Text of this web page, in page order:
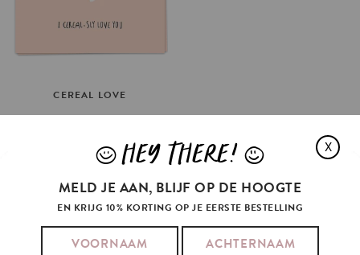
CEREAL LOVE
€3.5
IN WINKELMAND X
JHEY THERE! L
MELD JE AAN, BLIJF OP DE HOOGTE
EN KRIJG 10% KORTING OP JE EERSTE BESTELLING